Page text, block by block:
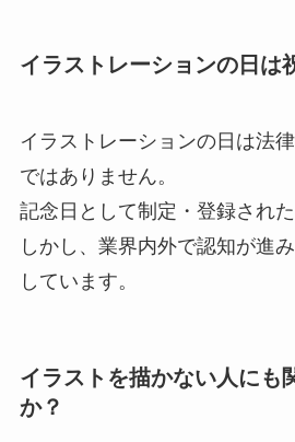
イラストレーションの日は
イラストレーションの日は法
ではありません。
記念日として制定・登録された
しかし、業界内外で認知が進
しています。
イラストを描かない人にも
か？